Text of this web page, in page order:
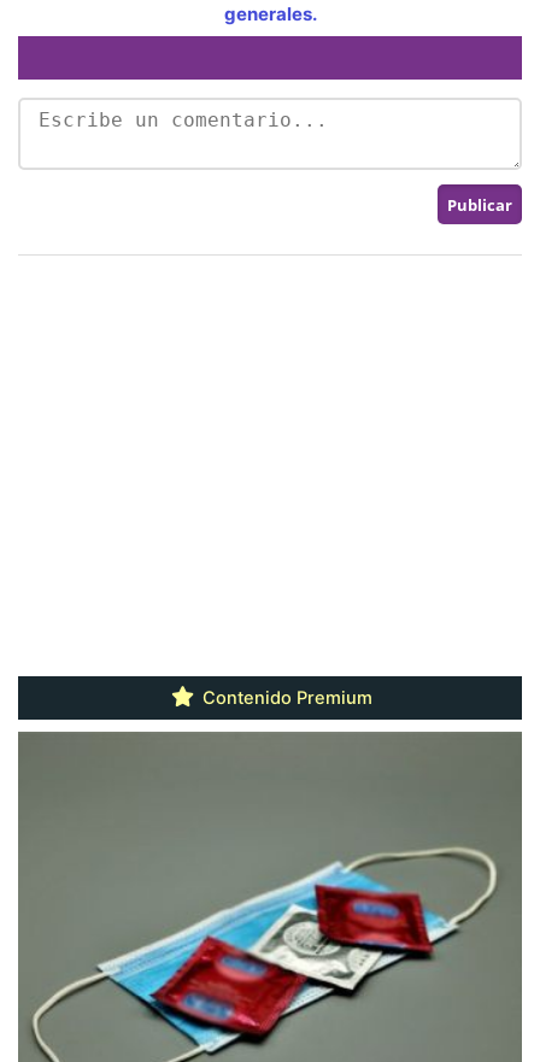
generales.
Contenido Premium